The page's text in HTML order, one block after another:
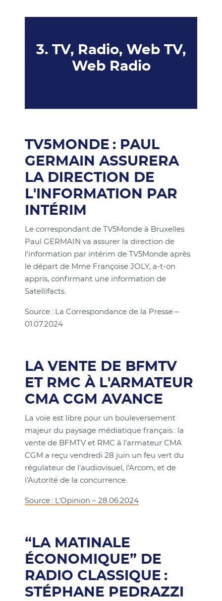
3. TV, Radio, Web TV,
Web Radio
TV5MONDE : PAUL
GERMAIN ASSURERA
LA DIRECTION DE
L'INFORMATION PAR
INTÉRIM
Le correspondant de TV5Monde à Bruxelles
Paul GERMAIN va assurer la direction de
l'information par intérim de TV5Monde après
le départ de Mme Françoise JOLY, a-t-on
appris, confirmant une information de
Satellifacts.
Source : La Correspondance de la Presse –
01.07.2024
LA VENTE DE BFMTV
ET RMC À L'ARMATEUR
CMA CGM AVANCE
La voie est libre pour un bouleversement
majeur du paysage médiatique français : la
vente de BFMTV et RMC à l'armateur CMA
CGM a reçu vendredi 28 juin un feu vert du
régulateur de l'audiovisuel, l'Arcom, et de
l'Autorité de la concurrence.
Source : L’Opinion – 28.06.2024
“LA MATINALE
ÉCONOMIQUE” DE
RADIO CLASSIQUE :
STÉPHANE PEDRAZZI